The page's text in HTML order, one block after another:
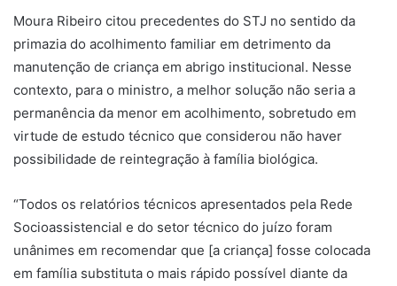
Moura Ribeiro citou precedentes do STJ no sentido da
primazia do acolhimento familiar em detrimento da
manutenção de criança em abrigo institucional. Nesse
contexto, para o ministro, a melhor solução não seria a
permanência da menor em acolhimento, sobretudo em
virtude de estudo técnico que considerou não haver
possibilidade de reintegração à família biológica.
“Todos os relatórios técnicos apresentados pela Rede
Socioassistencial e do setor técnico do juízo foram
unânimes em recomendar que [a criança] fosse colocada
em família substituta o mais rápido possível diante da